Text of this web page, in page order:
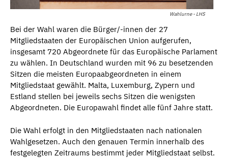
Wahlurne - LHS
Bei der Wahl waren die Bürger/-innen der 27
Mitgliedstaaten der Europäischen Union aufgerufen,
insgesamt 720 Abgeordnete für das Europäische Parlament
zu wählen. In Deutschland wurden mit 96 zu besetzenden
Sitzen die meisten Europaabgeordneten in einem
Mitgliedstaat gewählt. Malta, Luxemburg, Zypern und
Estland stellen bei jeweils sechs Sitzen die wenigsten
Abgeordneten. Die Europawahl findet alle fünf Jahre statt.
Die Wahl erfolgt in den Mitgliedstaaten nach nationalen
Wahlgesetzen. Auch den genauen Termin innerhalb des
festgelegten Zeitraums bestimmt jeder Mitgliedstaat selbst.